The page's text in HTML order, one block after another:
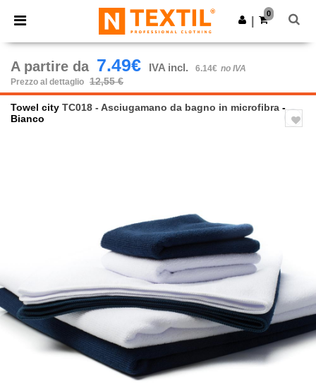
× App Ntextil
Prezzi migliori sull'app!
Scarica app
0
Previous
A partire da 7.49€ IVA incl. 6.14€ no IVA
Prezzo al dettaglio 12,55 €
Towel city TC018 - Asciugamano da bagno in microfibra -
Bianco